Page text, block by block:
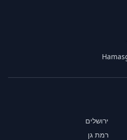
ירושלים
רמת גן